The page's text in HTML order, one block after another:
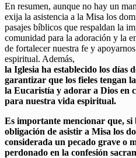
En resumen, aunque no hay un
exija la asistencia a la Misa los
pasajes bíblicos que respaldan la
comunidad para la adoración y la
de fortalecer nuestra fe y
espiritual. Además,
la Iglesia ha establecido los días
garantizar que los fieles tengan
la Eucaristía y adorar a Dios en
para nuestra vida espiritual.
Es importante mencionar que, si
obligación de asistir a Misa los
considerada un pecado grave o
perdonado en la confesión